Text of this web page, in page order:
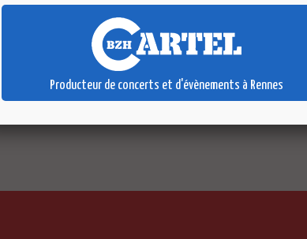
Producteur de concerts et d'évènements à Rennes